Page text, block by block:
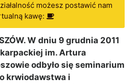
możesz postawić nam
kawę:
W dniu 9 grudnia 2011
im. Artura
odbyło się seminarium
krwiodawstwa i